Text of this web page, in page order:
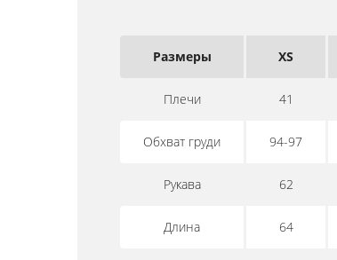
Размеры XS
Плечи 41
Обхват груди 94-97
Рукава 62
Длина 64